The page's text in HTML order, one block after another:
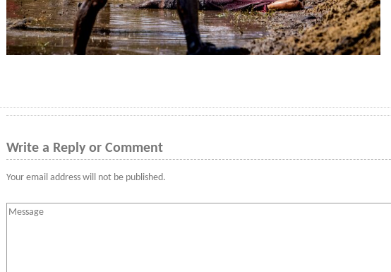
Write a Reply or Comment
Your email address will not be published.